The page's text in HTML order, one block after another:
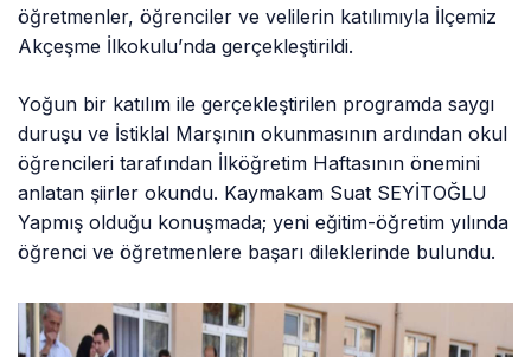
öğretmenler, öğrenciler ve velilerin katılımıyla İlçemiz
Akçeşme İlkokulu’nda gerçekleştirildi.
Yoğun bir katılım ile gerçekleştirilen programda saygı
duruşu ve İstiklal Marşının okunmasının ardından okul
öğrencileri tarafından İlköğretim Haftasının önemini
anlatan şiirler okundu. Kaymakam Suat SEYİTOĞLU
Yapmış olduğu konuşmada; yeni eğitim-öğretim yılında
öğrenci ve öğretmenlere başarı dileklerinde bulundu.